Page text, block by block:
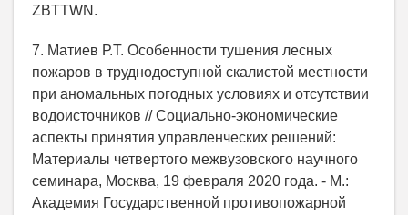
ZBTTWN.
7. Матиев Р.Т. Особенности тушения лесных
пожаров в труднодоступной скалистой местности
при аномальных погодных условиях и отсутствии
водоисточников // Социально-экономические
аспекты принятия управленческих решений:
Материалы четвертого межвузовского научного
семинара, Москва, 19 февраля 2020 года. - М.:
Академия Государственной противопожарной